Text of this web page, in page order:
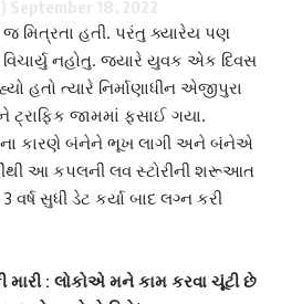
હતી. પરંતુ ક્યારેય પણ
નહોતુ. જ્યારે યુવક એક દિવસ
હતો ત્યારે નિર્માણાધીન એજીપુરા
જામમાં ફસાઈ ગયા.
કારણે બંનેને ભૂખ લાગી અને બંનેએ
આ કપલની લવ સ્ટોરીની શરૂઆત
સુધી ડેટ કર્યા બાદ લગ્ન કરી
મારી : લોકોએ મને કામ કરવા ચૂંટી છે